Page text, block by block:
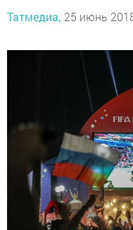
Татмедиа, 25 июнь